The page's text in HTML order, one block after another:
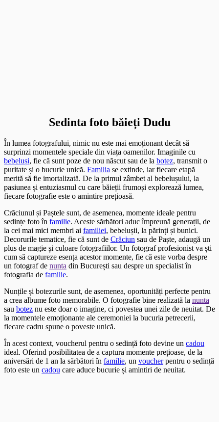
Sedinta foto băieți Dudu
În lumea fotografului, nimic nu este mai emoționant decât să
surprinzi momentele speciale din viața oamenilor. Imaginile cu
bebeluși, fie că sunt poze de nou născut sau de la botez, transmit o
puritate și o bucurie unică. Familia se extinde, iar fiecare etapă
merită să fie imortalizată. De la primul zâmbet al bebelușului, la
pasiunea și entuziasmul cu care băieții frumoși explorează lumea,
fiecare fotografie este o amintire prețioasă.
Crăciunul și Paștele sunt, de asemenea, momente ideale pentru
sedințe foto în familie. Aceste sărbători aduc împreună generații, de
la cei mai mici membri ai familiei, bebelușii, la părinți și bunici.
Decorurile tematice, fie că sunt de Crăciun sau de Paște, adaugă un
plus de magie și culoare fotografiilor. Un fotograf profesionist va ști
cum să captureze esența acestor momente, fie că este vorba despre
un fotograf de nunta din București sau despre un specialist în
fotografia de familie.
Nunțile și botezurile sunt, de asemenea, oportunități perfecte pentru
a crea albume foto memorabile. O fotografie bine realizată la nunta
sau botez nu este doar o imagine, ci povestea unei zile de neuitat. De
la momentele emoționante ale ceremoniei la bucuria petrecerii,
fiecare cadru spune o poveste unică.
În acest context, voucherul pentru o sedință foto devine un cadou
ideal. Oferind posibilitatea de a captura momente prețioase, de la
aniversări de 1 an la sărbători în familie, un voucherpentru o sedință
foto este un cadou care aduce bucurie și amintiri de neuitat.